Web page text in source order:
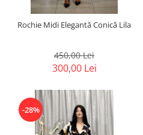
Rochie Midi Elegantă Conică Lila
450,00 Lei
300,00 Lei
-28%